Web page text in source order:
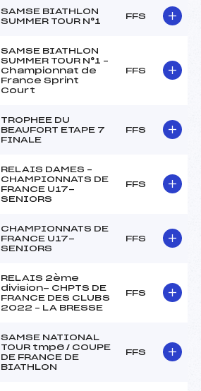
SAMSE BIATHLON
SUMMER TOUR N°1
FFS
SAMSE BIATHLON
SUMMER TOUR N°1 –
Championnat de
France Sprint
Court
FFS
TROPHEE DU
BEAUFORT ETAPE 7
FINALE
FFS
RELAIS DAMES –
CHAMPIONNATS DE
FRANCE U17-
SENIORS
FFS
CHAMPIONNATS DE
FRANCE U17-
SENIORS
FFS
RELAIS 2ème
division- CHPTS DE
FRANCE DES CLUBS
2022 – LA BRESSE
FFS
SAMSE NATIONAL
TOUR tmp6 / COUPE
DE FRANCE DE
BIATHLON
FFS